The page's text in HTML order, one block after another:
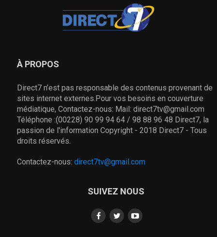
À PROPOS
Direct7 n’est pas responsable des contenus provenant de
sites internet externes.Pour vos besoins en couverture
médiatique, Contactez-nous: Mail: direct7tv@gmail.com
Téléphone :(00228) 90 99 94 64 / 98 88 96 48 Direct7, la
passion de l'information Copyright - 2018 Direct7 - Tous
droits réservés.
Contactez-nous: direct7tv@gmail.com
SUIVEZ NOUS